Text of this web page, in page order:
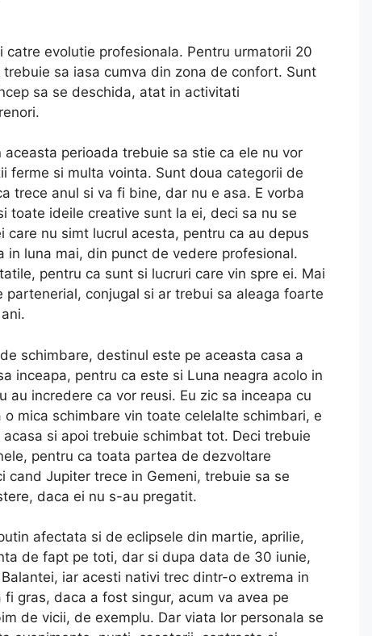
catre evolutie profesionala. Pentru urmatorii 20
sa iasa cumva din zona de confort. Sunt
sa se deschida, atat in activitati
perioada trebuie sa stie ca ele nu vor
ferme si multa vointa. Sunt doua categorii de
trece anul si va fi bine, dar nu e asa. E vorba
toate ideile creative sunt la ei, deci sa nu se
care nu simt lucrul acesta, pentru ca au depus
luna mai, din punct de vedere profesional.
pentru ca sunt si lucruri care vin spre ei. Mai
conjugal si ar trebui sa aleaga foarte
schimbare, destinul este pe aceasta casa a
inceapa, pentru ca este si Luna neagra acolo in
au incredere ca vor reusi. Eu zic sa inceapa cu
mica schimbare vin toate celelalte schimbari, e
si apoi trebuie schimbat tot. Deci trebuie
pentru ca toata partea de dezvoltare
cand Jupiter trece in Gemeni, trebuie sa se
daca ei nu s-au pregatit.
afectata si de eclipsele din martie, aprilie,
de fapt pe toti, dar si dupa data de 30 iunie,
iar acesti nativi trec dintr-o extrema in
gras, daca a fost singur, acum va avea pe
de vicii, de exemplu. Dar viata lor personala se